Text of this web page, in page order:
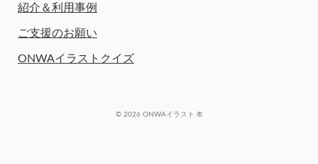
紹介＆利用事例
ご支援のお願い
ONWAイラストクイズ
© 2026 ONWAイラスト ®